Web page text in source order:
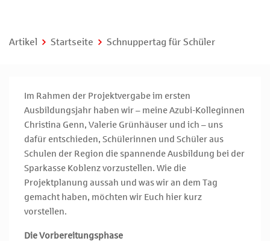
Artikel Startseite Schnuppertag für Schüler
Im Rahmen der Projektvergabe im ersten
Ausbildungsjahr haben wir – meine Azubi-Kolleginnen
Christina Genn, Valerie Grünhäuser und ich – uns
dafür entschieden, Schülerinnen und Schüler aus
Schulen der Region die spannende Ausbildung bei der
Sparkasse Koblenz vorzustellen. Wie die
Projektplanung aussah und was wir an dem Tag
gemacht haben, möchten wir Euch hier kurz
vorstellen.
Die Vorbereitungsphase